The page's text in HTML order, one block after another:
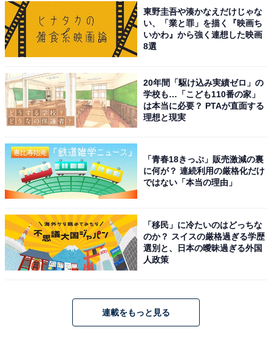
東野圭吾や湊かなえだけじゃな
い、「業と罪」を描く『映画ち
いかわ』から強く連想した映画
8選
20年間「駆け込み実績ゼロ」の
学校も…「こども110番の家」
は本当に必要？ PTAが直面する
理想と現実
「青春18きっぷ」販売激減の裏
に何が？ 連続利用の厳格化だけ
ではない「本当の理由」
「移民」に冷たいのはどっちな
のか？ スイスの厳格過ぎる学歴
選別と、日本の曖昧過ぎる外国
人政策
連載をもっと見る